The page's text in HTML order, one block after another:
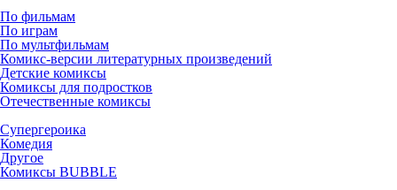
По фильмам
По играм
По мультфильмам
Комикс-версии литературных произведений
Детские комиксы
Комиксы для подростков
Отечественные комиксы
Супергероика
Комедия
Другое
Комиксы BUBBLE